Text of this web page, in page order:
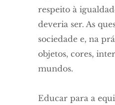
respeito à
deveria ser. As
sociedade e, na
objetos, cores,
mundos.
Educar para a